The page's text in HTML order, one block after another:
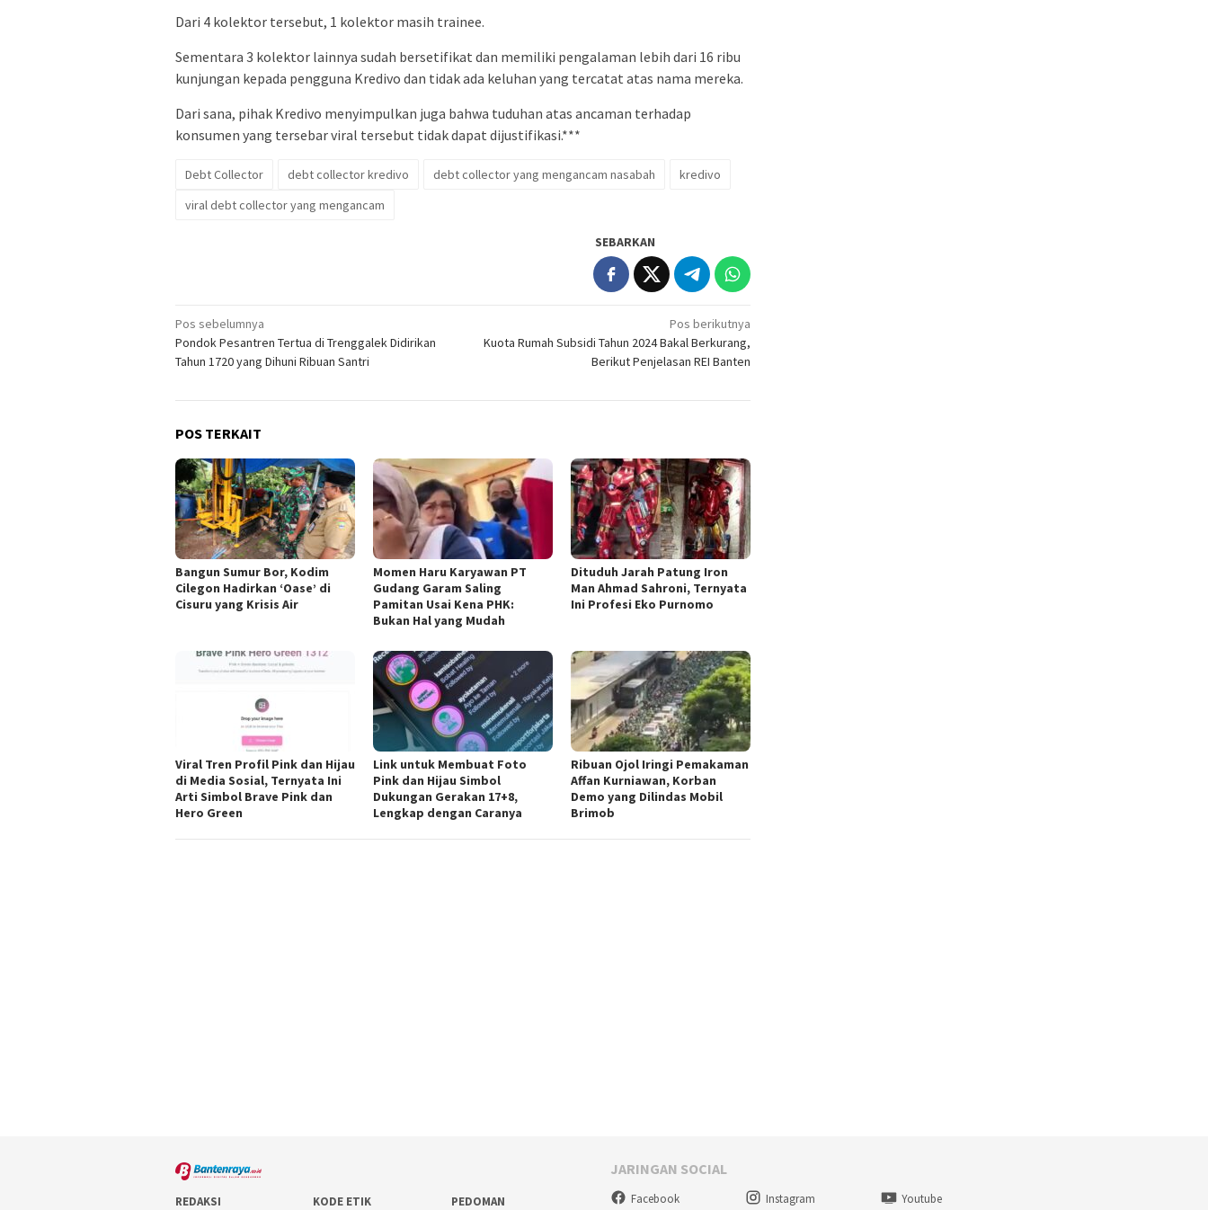
Dari 4 kolektor tersebut, 1 kolektor masih trainee.
Sementara 3 kolektor lainnya sudah bersetifikat dan memiliki pengalaman lebih dari 16 ribu
kunjungan kepada pengguna Kredivo dan tidak ada keluhan yang tercatat atas nama mereka.
Dari sana, pihak Kredivo menyimpulkan juga bahwa tuduhan atas ancaman terhadap
konsumen yang tersebar viral tersebut tidak dapat dijustifikasi.***
Debt Collector debt collector kredivo debt collector yang mengancam nasabah
kredivo
viral debt collector yang mengancam
SEBARKAN
Navigasi
pos
Pos sebelumnya
Pondok Pesantren Tertua di Trenggalek Didirikan
Tahun 1720 yang Dihuni Ribuan Santri
Pos berikutnya
Kuota Rumah Subsidi Tahun 2024 Bakal Berkurang,
Berikut Penjelasan REI Banten
POS TERKAIT
Bangun Sumur Bor, Kodim
Cilegon Hadirkan ‘Oase’ di
Cisuru yang Krisis Air
Momen Haru Karyawan PT
Gudang Garam Saling
Pamitan Usai Kena PHK:
Bukan Hal yang Mudah
Dituduh Jarah Patung Iron
Man Ahmad Sahroni, Ternyata
Ini Profesi Eko Purnomo
Viral Tren Profil Pink dan Hijau
di Media Sosial, Ternyata Ini
Arti Simbol Brave Pink dan
Hero Green
Link untuk Membuat Foto
Pink dan Hijau Simbol
Dukungan Gerakan 17+8,
Lengkap dengan Caranya
Ribuan Ojol Iringi Pemakaman
Affan Kurniawan, Korban
Demo yang Dilindas Mobil
Brimob
REDAKSI KODE ETIK PEDOMAN
JARINGAN SOCIAL
Facebook Instagram Youtube